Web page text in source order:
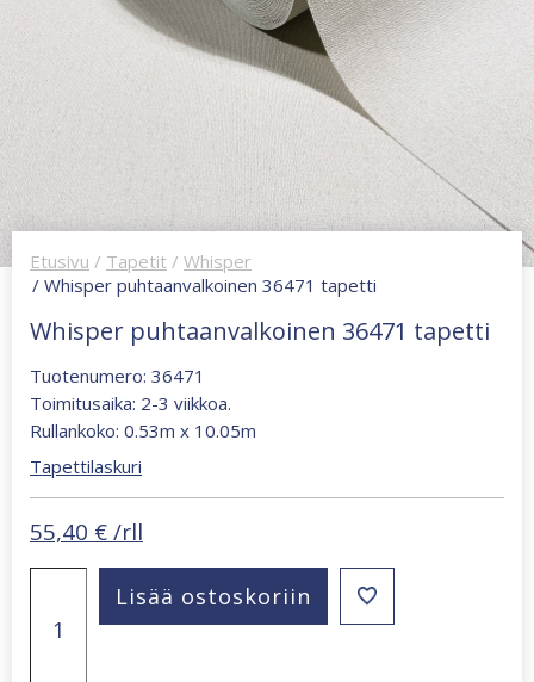
Etusivu / Tapetit / Whisper
/ Whisper puhtaanvalkoinen 36471 tapetti
Whisper puhtaanvalkoinen 36471 tapetti
Tuotenumero: 36471
Toimitusaika: 2-3 viikkoa.
Rullankoko: 0.53m x 10.05m
Tapettilaskuri
55,40 € /rll
puhtaanvalkoinen
36471
Lisää ostoskoriin